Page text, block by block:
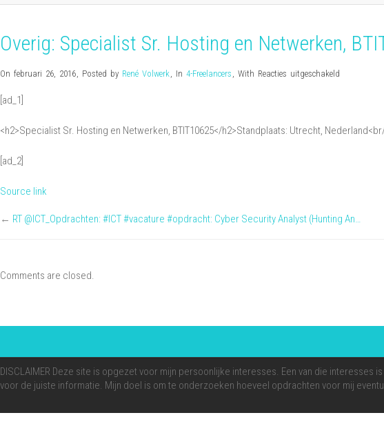
Overig: Specialist Sr. Hosting en Netwerken,
On februari 26, 2016, Posted by René Volwerk, In 4-Freelancers , With Reacties uitgeschakeld
Sr.
[ad_1]
<h2>Specialist Sr. Hosting en Netwerken, BTIT10625</h2>Standplaats: Utrecht,
[ad_2]
Source link
← RT @ICT_Opdrachten: #ICT #vacature #opdracht: Cyber Security Analyst (Hunting An…
Comments are closed.
DISCLAIMER Deze site is opgezet voor mijn persoonlijke interesses. Een van die
voor de juiste informatie. Mijn doel is om te onderzoeken hoeveel opdrachten voor mij